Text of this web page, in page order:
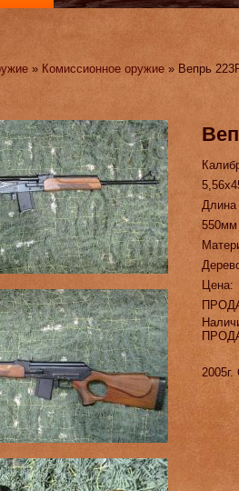
» Комиссионное оружие » Вепрь
550мм
Цена: